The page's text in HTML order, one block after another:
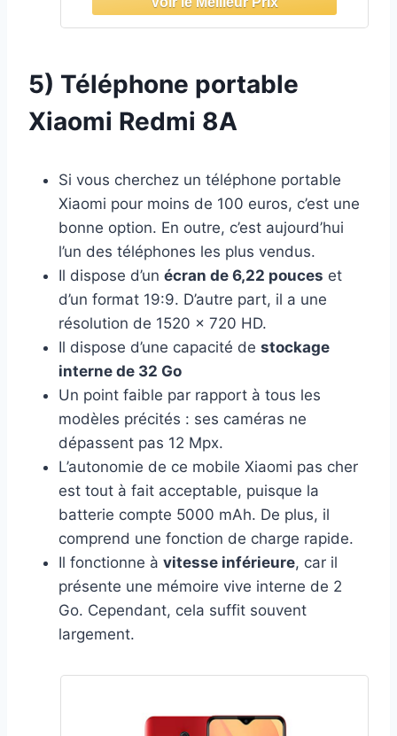
5) Téléphone portable
Xiaomi Redmi 8A
Si vous cherchez un téléphone portable
Xiaomi pour moins de 100 euros, c’est une
bonne option. En outre, c’est aujourd’hui
l’un des téléphones les plus vendus.
Il dispose d’un écran de 6,22 pouces et
d’un format 19:9. D’autre part, il a une
résolution de 1520 x 720 HD.
Il dispose d’une capacité de stockage
interne de 32 Go
Un point faible par rapport à tous les
modèles précités : ses caméras ne
dépassent pas 12 Mpx.
L’autonomie de ce mobile Xiaomi pas cher
est tout à fait acceptable, puisque la
batterie compte 5000 mAh. De plus, il
comprend une fonction de charge rapide.
Il fonctionne à vitesse inférieure, car il
présente une mémoire vive interne de 2
Go. Cependant, cela suffit souvent
largement.